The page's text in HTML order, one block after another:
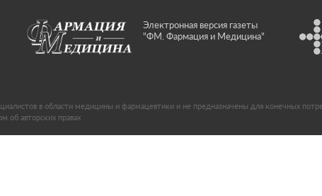
Электронная версия газеты
"ФМ. Фармация и Медицина"
в области медицины и фармацевтики и не предназначены для конечных
авторских правах